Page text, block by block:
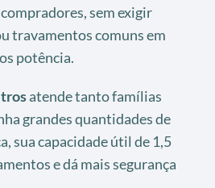
sem exigir
travamentos comuns em
potência.
atende tanto famílias
grandes quantidades de
sua capacidade útil de 1,5
e dá mais segurança